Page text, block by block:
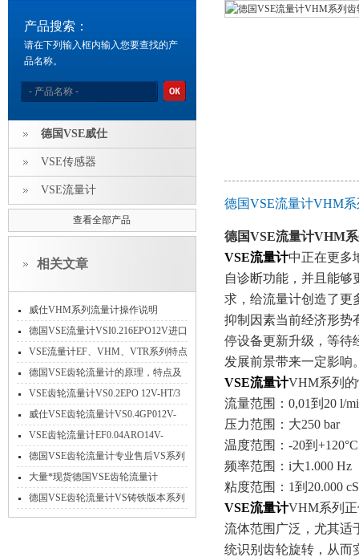
产品搜索：
请在下列输入框内输入您要查找的产
品名称。
德国VSE威仕
VSE传感器
VSE流量计
查看全部产品
相关文章
威仕VHM系列流量计操作说明
德国VSE流量计VSI0.216EPO12V进口
*特点介绍
VSE流量计EF、VHM、VTR系列特点
参数及应用
德国VSE齿轮流量计的原理，特点及
应用
VSE齿轮流量计VS0.2EPO 12V-HT/3
高温不锈钢
威仕VSE齿轮流量计VS0.4GP012V-
32N11/X工作原理
VSE齿轮流量计EF0.04ARO14V-
PNP/2免费选型
德国VSE齿轮流量计专业售后VS系列
大量现货
大量*现货德国VSE齿轮流量计
VS4GPO12V-32N11
德国VSE齿轮流量计VS铸铁版本系列
产品参数介绍
德国VSE流量计VHM
德国VSE流量计VHM
VSE流量计中正在更多
自诊断功能，并且能够
求，给流量计创造了更
抑制因素当前经济形势
停设备更新升级，等待
发展前景带来一定影响
VSE流量计VHM系列
流量范围：0,01到20 l/
压力范围：大250 bar
温度范围：-20到+120°C
频率范围：i大1.000 Hz
粘度范围：1到20.000
VSE流量计VHM系列
流体范围广泛，尤其适
统识别齿轮旋转，从而